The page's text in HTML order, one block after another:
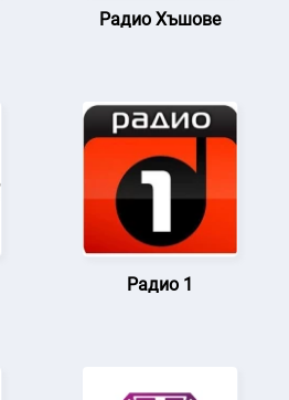
Радио Хъшове
Радио 1